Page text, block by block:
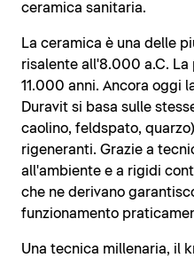
ceramica sanitaria.
La ceramica è una delle
risalente all'8.000 a.C. La
11.000 anni. Ancora oggi
Duravit si basa sulle
caolino, feldspato,
rigeneranti. Grazie a
all'ambiente e a rigidi
che ne derivano
funzionamento
Una tecnica millenaria, il